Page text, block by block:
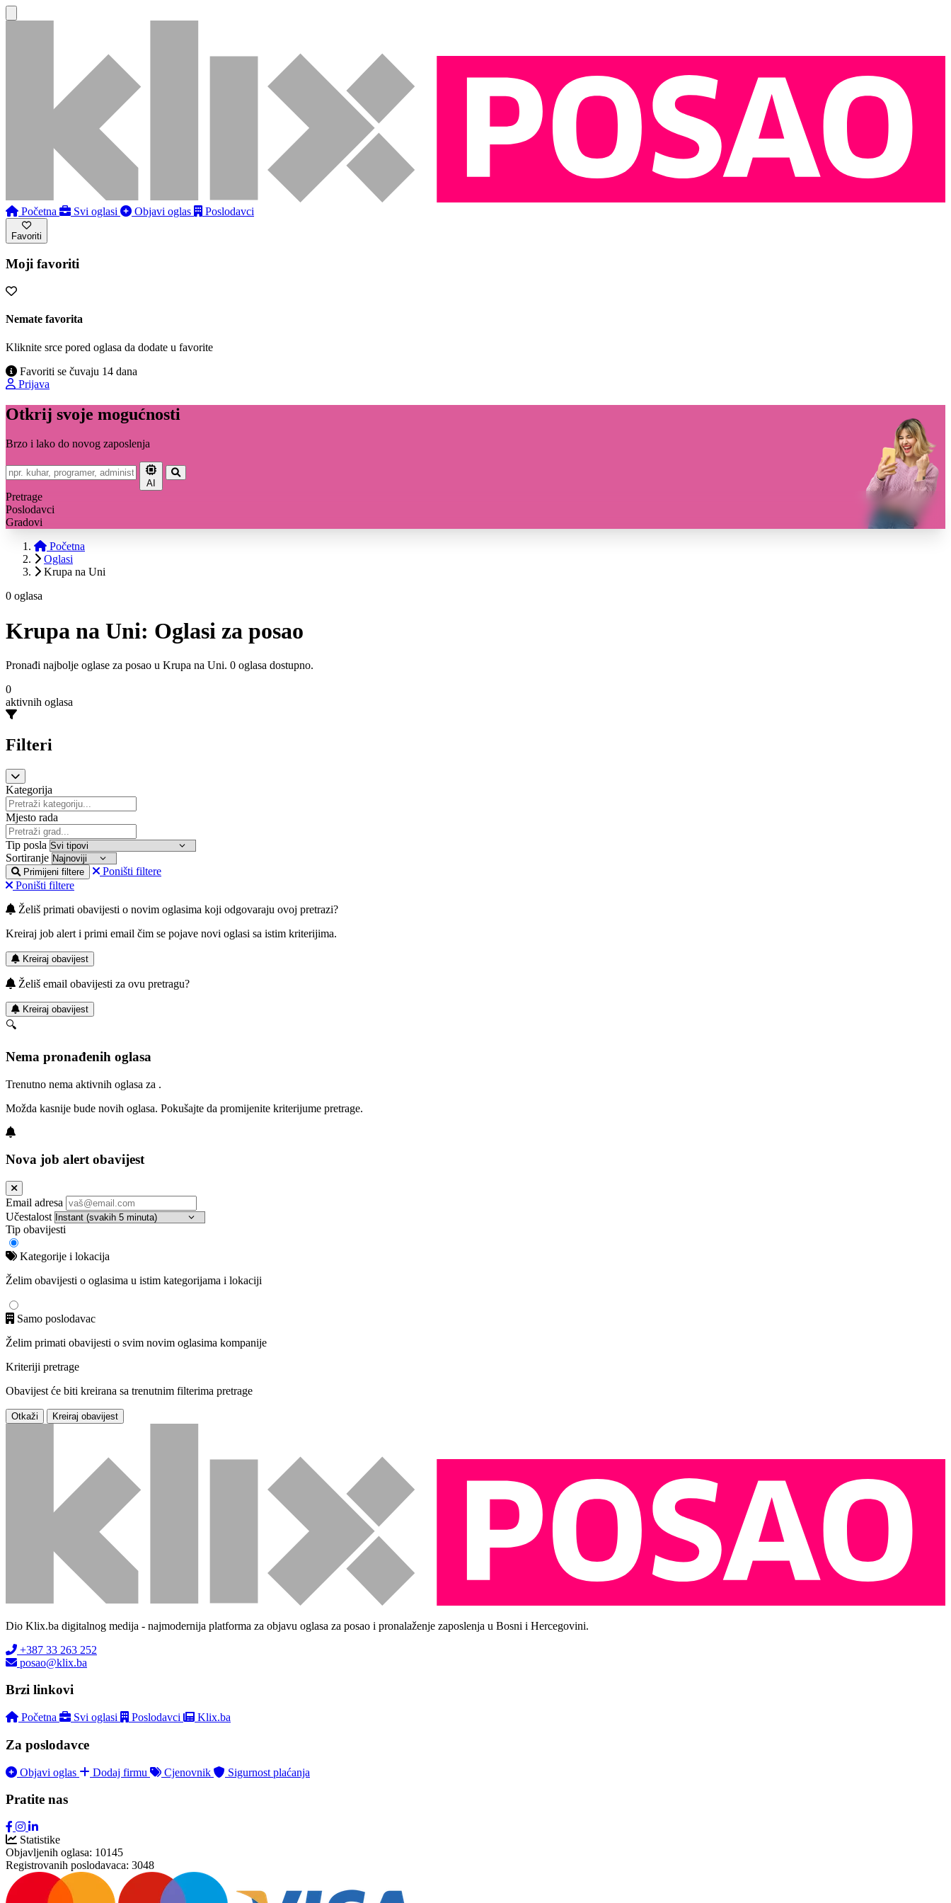
Početna Svi oglasi Objavi oglas Poslodavci
Favoriti
Moji favoriti
Nemate favorita
Kliknite srce pored oglasa da dodate u favorite
Favoriti se čuvaju 14 dana
Prijava
Otkrij svoje mogućnosti
Brzo i lako do novog zaposlenja
AI
Pretrage
Poslodavci
Gradovi
Početna
Oglasi
Krupa na Uni
0 oglasa
Krupa na Uni: Oglasi za posao
Pronađi najbolje oglase za posao u Krupa na Uni. 0 oglasa dostupno.
0
aktivnih oglasa
Filteri
Kategorija
Mjesto rada
Tip posla
Sortiranje
Primijeni filtere
Poništi filtere
Poništi filtere
Želiš primati obavijesti o novim oglasima koji odgovaraju ovoj pretrazi?
Kreiraj job alert i primi email čim se pojave novi oglasi sa istim kriterijima.
Kreiraj obavijest
Želiš email obavijesti za ovu pretragu?
Kreiraj obavijest
🔍
Nema pronađenih oglasa
Trenutno nema aktivnih oglasa za .
Možda kasnije bude novih oglasa. Pokušajte da promijenite kriterijume pretrage.
Nova job alert obavijest
Email adresa
Učestalost
Tip obavijesti
Kategorije i lokacija
Želim obavijesti o oglasima u istim kategorijama i lokaciji
Samo poslodavac
Želim primati obavijesti o svim novim oglasima kompanije
Kriteriji pretrage
Obavijest će biti kreirana sa trenutnim filterima pretrage
Otkaži Kreiraj obavijest
Dio Klix.ba digitalnog medija - najmodernija platforma za objavu oglasa za posao i pronalaženje zaposlenja u Bosni i Hercegovini.
+387 33 263 252
posao@klix.ba
Brzi linkovi
Početna Svi oglasi Poslodavci Klix.ba
Za poslodavce
Objavi oglas Dodaj firmu Cjenovnik Sigurnost plaćanja
Pratite nas
Statistike
Objavljenih oglasa: 10145
Registrovanih poslodavaca: 3048